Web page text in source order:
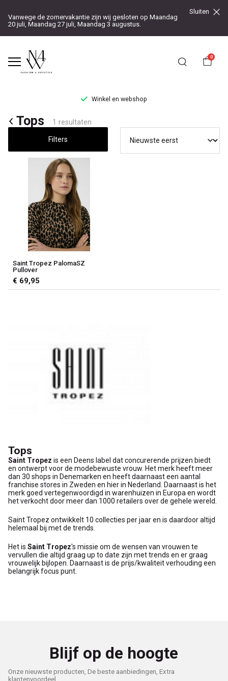
Vanwege de zomervakantie zijn wij gesloten op Maandag
20 juli, Maandag 27 juli, Maandag 3 augustus.
Sluiten
0
Winkel en webshop
Tops
Noteboom
Woman
Tops 1 resultaten
Filters
Saint Tropez PalomaSZ
Pullover
€ 69,95
Tops
Saint Tropez is een Deens label dat concurerende prijzen biedt
en ontwerpt voor de modebewuste vrouw. Het merk heeft meer
dan 30 shops in Denemarken en heeft daarnaast een aantal
franchise stores in Zweden en hier in Nederland. Daarnaast is het
merk goed vertegenwoordigd in warenhuizen in Europa en wordt
het verkocht door meer dan 1000 retailers over de gehele wereld.
Saint Tropez ontwikkelt 10 collecties per jaar en is daardoor altijd
helemaal bij met de trends.
Het is Saint Tropez's missie om de wensen van vrouwen te
vervullen die altijd graag up to date zijn met trends en er graag
vrouwelijk bijlopen. Daarnaast is de prijs/kwaliteit verhouding een
belangrijk focus punt.
Blijf op de hoogte
Onze nieuwste producten, De beste aanbiedingen, Extra
klantenvoordeel